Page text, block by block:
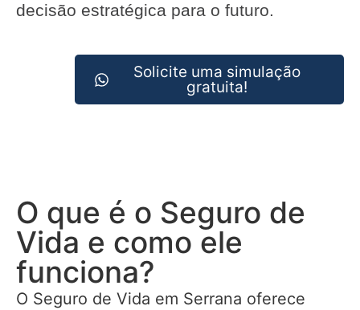
decisão estratégica para o futuro.
Solicite uma simulação
gratuita!
O que é o Seguro de
Vida e como ele
funciona?
O Seguro de Vida em Serrana oferece